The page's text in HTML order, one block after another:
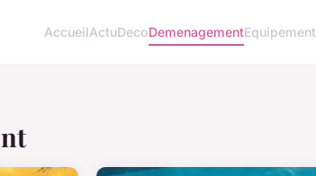
AccueilActuDecoDemenagementEquipement